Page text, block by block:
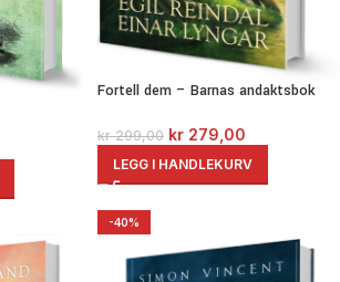
Fortell dem – Barnas andaktsbok
kr299,00 kr 279,00
LEGG I HANDLEKURV
-40%